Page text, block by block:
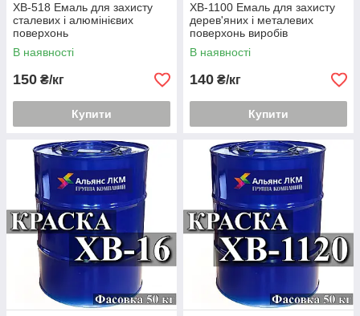
ХВ-518 Емаль для захисту
сталевих і алюмінієвих
поверхонь
В наявності
150 ₴/кг
Купити
ХВ-1100 Емаль для захисту
дерев'яних і металевих
поверхонь виробів
В наявності
140 ₴/кг
Купити